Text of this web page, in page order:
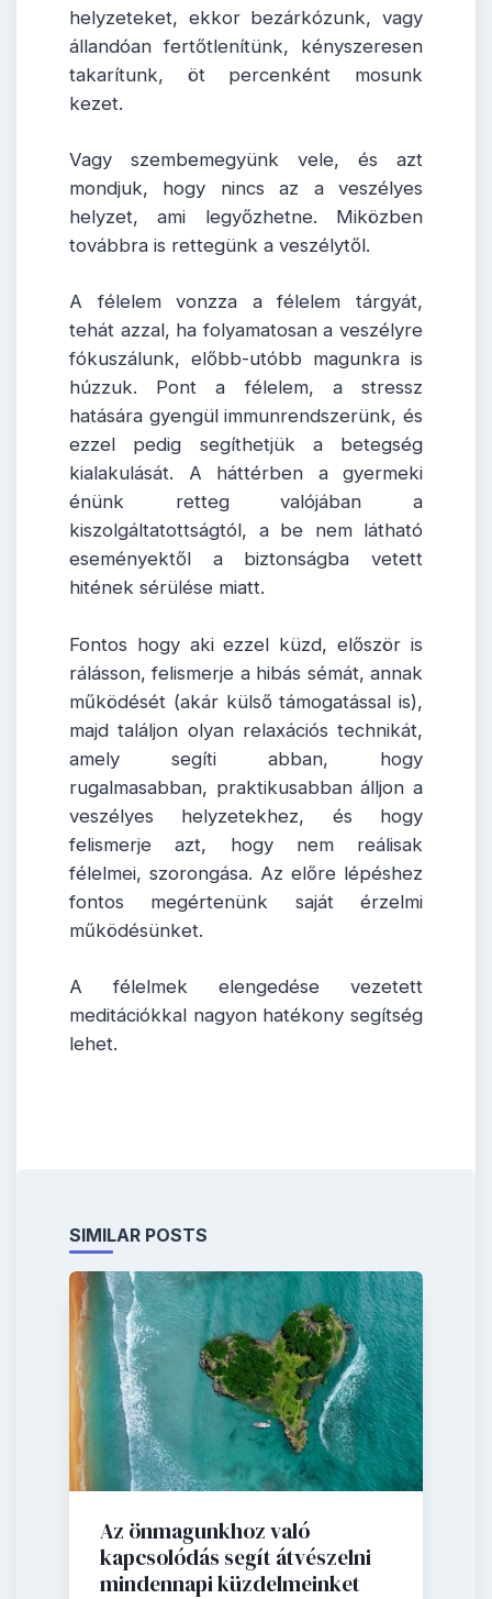
helyzeteket, ekkor bezárkózunk, vagy
állandóan fertőtlenítünk, kényszeresen
takarítunk, öt percenként mosunk
kezet.
Vagy szembemegyünk vele, és azt
mondjuk, hogy nincs az a veszélyes
helyzet, ami legyőzhetne. Miközben
továbbra is rettegünk a veszélytől.
A félelem vonzza a félelem tárgyát,
tehát azzal, ha folyamatosan a veszélyre
fókuszálunk, előbb-utóbb magunkra is
húzzuk. Pont a félelem, a stressz
hatására gyengül immunrendszerünk, és
ezzel pedig segíthetjük a betegség
kialakulását. A háttérben a gyermeki
énünk retteg valójában a
kiszolgáltatottságtól, a be nem látható
eseményektől a biztonságba vetett
hitének sérülése miatt.
Fontos hogy aki ezzel küzd, először is
rálásson, felismerje a hibás sémát, annak
működését (akár külső támogatással is),
majd találjon olyan relaxációs technikát,
amely segíti abban, hogy
rugalmasabban, praktikusabban álljon a
veszélyes helyzetekhez, és hogy
felismerje azt, hogy nem reálisak
félelmei, szorongása. Az előre lépéshez
fontos megértenünk saját érzelmi
működésünket.
A félelmek elengedése vezetett
meditációkkal nagyon hatékony segítség
lehet.
SIMILAR POSTS
Az önmagunkhoz való
kapcsolódás segít átvészelni
mindennapi küzdelmeinket